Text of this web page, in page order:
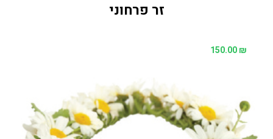
זר פרחוני
150.00₪